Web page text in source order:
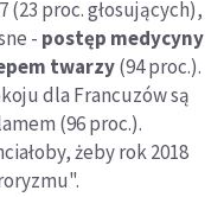
(23 proc. głosujących),
- postęp medycyny
twarzy(94 proc.).
dla Francuzów są
(96 proc.).
żeby rok 2018